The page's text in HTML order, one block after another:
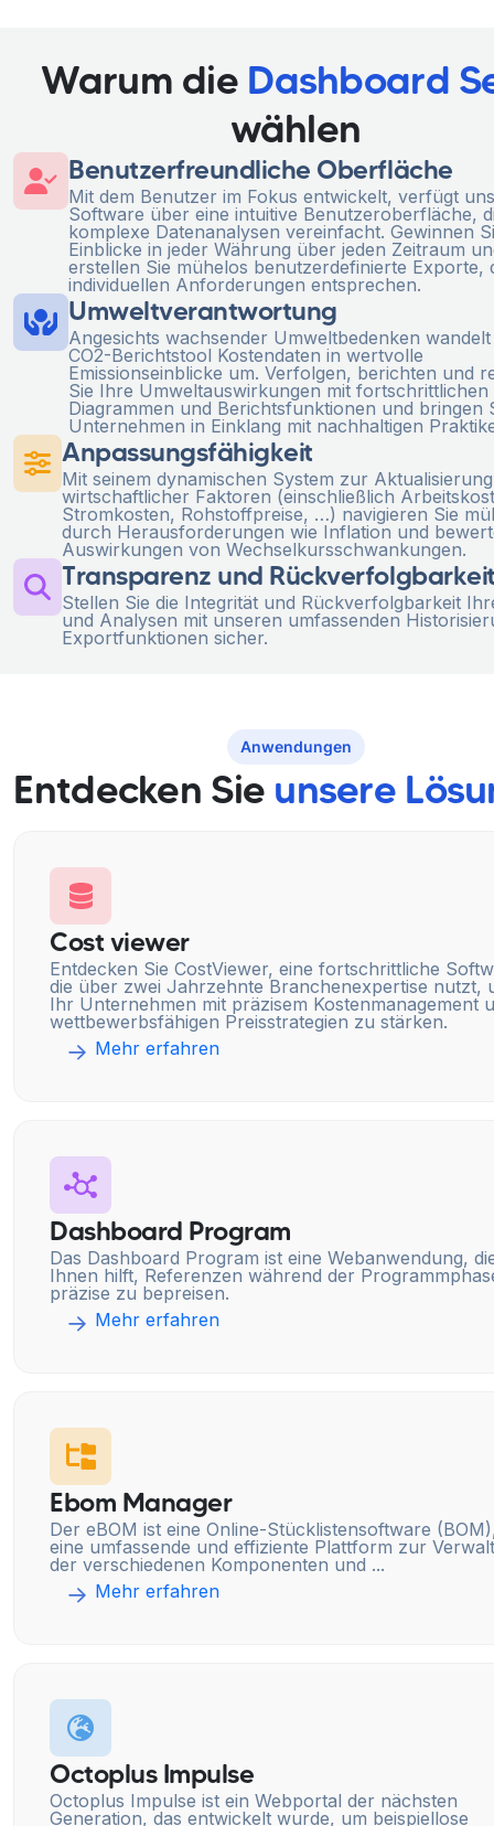
Warum die Dashboard
wählen
Benutzerfreundliche Oberfläche
Mit dem Benutzer im Fokus entwickelt, verfügt
Software über eine intuitive Benutzeroberfläche,
komplexe Datenanalysen vereinfacht. Gewinnen
Einblicke in jeder Währung über jeden Zeitraum
erstellen Sie mühelos benutzerdefinierte Exporte,
individuellen Anforderungen entsprechen.
Umweltverantwortung
Angesichts wachsender Umweltbedenken
CO2-Berichtstool Kostendaten in wertvolle
Emissionseinblicke um. Verfolgen, berichten und
Sie Ihre Umweltauswirkungen mit fortschrittlichen
Diagrammen und Berichtsfunktionen und bringen
Unternehmen in Einklang mit nachhaltigen
Anpassungsfähigkeit
Mit seinem dynamischen System zur Aktualisierung
wirtschaftlicher Faktoren (einschließlich
Stromkosten, Rohstoffpreise, …) navigieren Sie
durch Herausforderungen wie Inflation und
Auswirkungen von Wechselkursschwankungen.
Transparenz und
Stellen Sie die Integrität und Rückverfolgbarkeit
und Analysen mit unseren umfassenden
Exportfunktionen sicher.
Anwendungen
Entdecken Sie unsere
Cost viewer
Entdecken Sie CostViewer, eine fortschrittliche
die über zwei Jahrzehnte Branchenexpertise nutzt,
Ihr Unternehmen mit präzisem Kostenmanagement
wettbewerbsfähigen Preisstrategien zu stärken.
Mehr erfahren
Dashboard Program
Das Dashboard Program ist eine Webanwendung,
Ihnen hilft, Referenzen während der
präzise zu bepreisen.
Mehr erfahren
Ebom Manager
Der eBOM ist eine Online-Stücklistensoftware
eine umfassende und effiziente Plattform zur
der verschiedenen Komponenten und ...
Mehr erfahren
Octoplus Impulse
Octoplus Impulse ist ein Webportal der nächsten
Generation, das entwickelt wurde, um beispiellose